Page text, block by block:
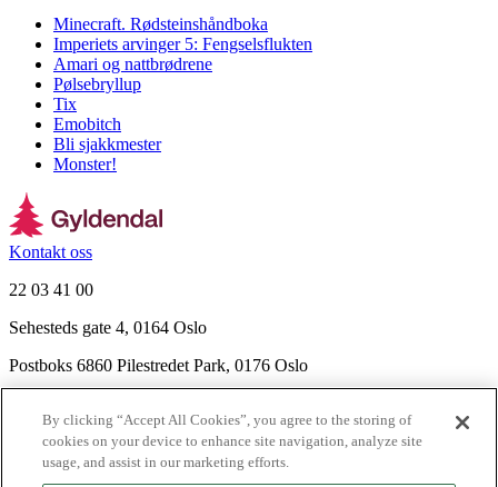
Minecraft. Rødsteinshåndboka
Imperiets arvinger 5: Fengselsflukten
Amari og nattbrødrene
Pølsebryllup
Tix
Emobitch
Bli sjakkmester
Monster!
Kontakt oss
22 03 41 00
Sehesteds gate 4, 0164 Oslo
Postboks 6860 Pilestredet Park, 0176 Oslo
Nyhetsbrev
Ledige stillinger
Send inn manus
By clicking “Accept All Cookies”, you agree to the storing of
cookies on your device to enhance site navigation, analyze site
usage, and assist in our marketing efforts.